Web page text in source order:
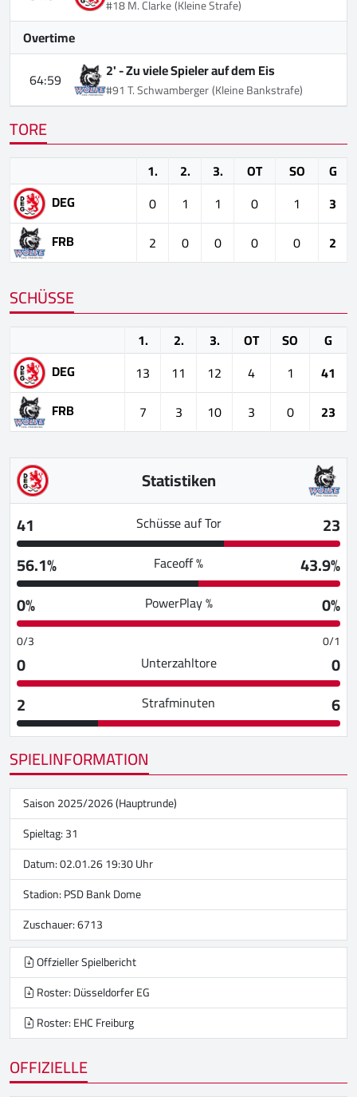
#18 M. Clarke(Kleine Strafe)
Overtime
64:59
2' -Zu viele Spieler auf dem Eis
#91 T. Schwamberger(Kleine Bankstrafe)
TORE
1. 2. 3. OT SO
G
DEG
0 1 1 0 1
3
FRB
2 0 0 0 0 2
SCHÜSSE
1. 2. 3. OT SO
G
DEG
13 11 12 4 1
41
FRB
7 3 10 3 0 23
Statistiken
41
Schüsse auf Tor
23
56.1%
Faceoff %
43.9%
0%
PowerPlay % 0%
0/3 0/1
0 Unterzahltore
0
2
Strafminuten
6
SPIELINFORMATION
Saison 2025/2026 (Hauptrunde)
Spieltag: 31
Datum: 02.01.26 19:30 Uhr
Stadion:PSD Bank Dome
Zuschauer: 6713
Offzieller Spielbericht
Roster: Düsseldorfer EG
Roster: EHC Freiburg
OFFIZIELLE